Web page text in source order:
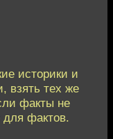
историки и
взять тех же
факты не
фактов.